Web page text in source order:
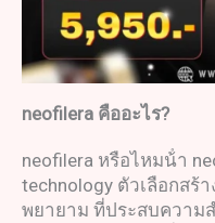
neofilera คืออะไร?
neofilera หรือไหมน้ํา
technology ตัวเลือกส
พยายาม ที่ประสบความ